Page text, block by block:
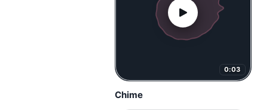
0:03
Chime